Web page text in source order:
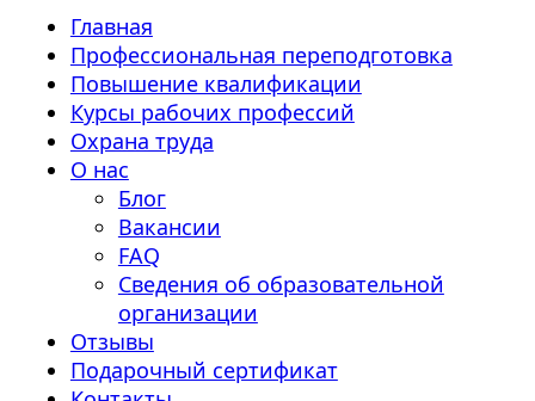
Главная
Профессиональная переподготовка
Повышение квалификации
Курсы рабочих профессий
Охрана труда
О нас
Блог
Вакансии
FAQ
Сведения об образовательной
организации
Отзывы
Подарочный сертификат